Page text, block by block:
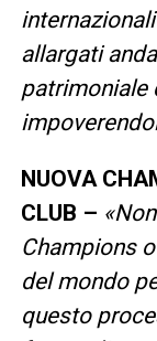
allargati
patrimoniale
NUOVA
CLUB –
Champions
del mondo
questo